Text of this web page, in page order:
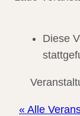
Diese
« Alle